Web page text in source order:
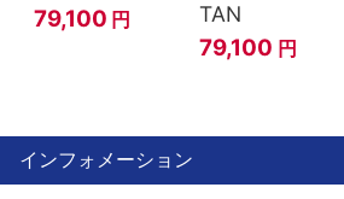
79,100 円
TAN
79,100 円
インフォメーション